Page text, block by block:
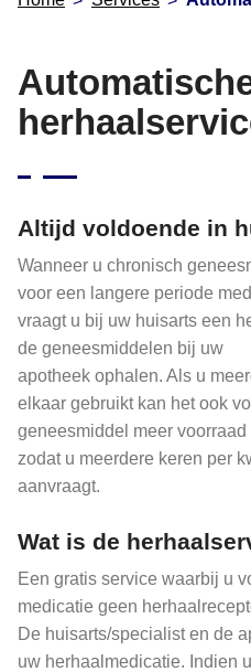
Altijd voldoende in
Wanneer u chronisch
voor een langere periode
vraagt u bij uw huisarts een
de geneesmiddelen bij uw
apotheek ophalen. Als u
elkaar gebruikt kan het ook
geneesmiddel meer
zodat u meerdere keren per
aanvraagt.
Wat is de
Een gratis service waarbij u
medicatie geen
De huisarts/specialist en de
uw herhaalmedicatie. Indien